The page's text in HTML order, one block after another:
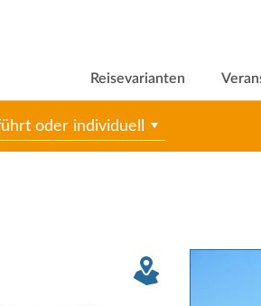
Reisevarianten
oder individuell